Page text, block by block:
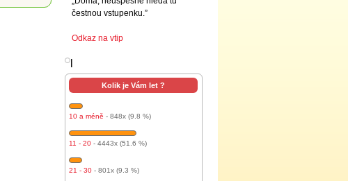
čestnou vstupenku.”
Odkaz na vtip
Kolik je Vám let ?
10 a méně - 848x (9.8 %)
11 - 20 - 4443x (51.6 %)
21 - 30 - 801x (9.3 %)